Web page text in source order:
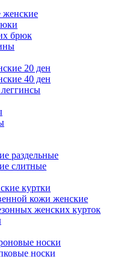
женские
брюк
20 ден
40 ден
раздельные
слитные
куртки
кожи женские
женских курток
носки
носки